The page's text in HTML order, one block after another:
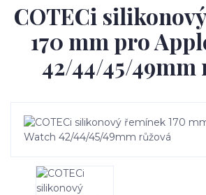
COTECi
170 mm pro
42/44/45/49mm